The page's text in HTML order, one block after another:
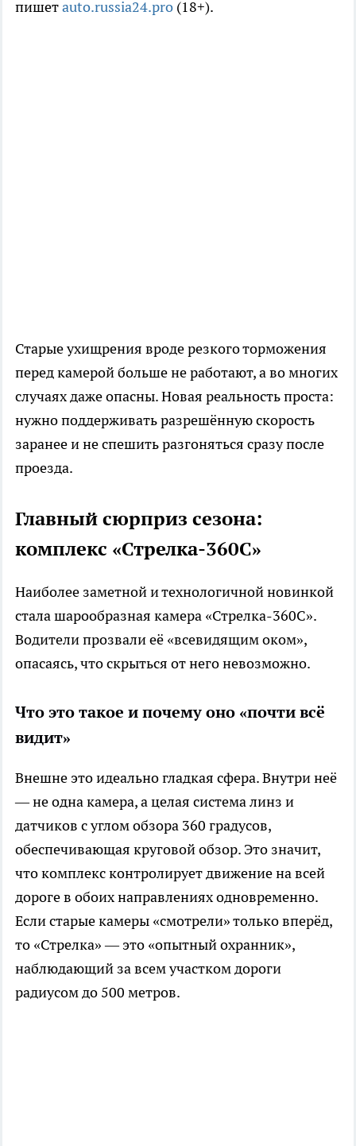
пишетauto.russia24.pro (18+).
Старые ухищрения вроде резкого торможения
перед камерой больше не работают, а во многих
случаях даже опасны. Новая реальность проста:
нужно поддерживать разрешённую скорость
заранее и не спешить разгоняться сразу после
проезда.
Главный сюрприз сезона:
комплекс «Стрелка-360С»
Наиболее заметной и технологичной новинкой
стала шарообразная камера «Стрелка-360С».
Водители прозвали её «всевидящим оком»,
опасаясь, что скрыться от него невозможно.
Что это такое и почему оно «почти всё
видит»
Внешне это идеально гладкая сфера. Внутри неё
— не одна камера, а целая система линз и
датчиков с углом обзора 360 градусов,
обеспечивающая круговой обзор. Это значит,
что комплекс контролирует движение на всей
дороге в обоих направлениях одновременно.
Если старые камеры «смотрели» только вперёд,
то «Стрелка» — это «опытный охранник»,
наблюдающий за всем участком дороги
радиусом до 500 метров.